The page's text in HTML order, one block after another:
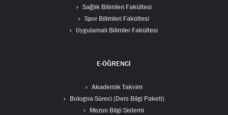
Sağlık Bilimleri Fakültesi
Spor Bilimleri Fakültesi
Uygulamalı Bilimler Fakültesi
E-ÖĞRENCİ
Akademik Takvim
Bologna Süreci (Ders Bilgi Paketi)
Mezun Bilgi Sistemi